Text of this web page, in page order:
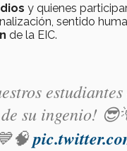
y quienes
sentido
de la EIC.
de su ingenio!